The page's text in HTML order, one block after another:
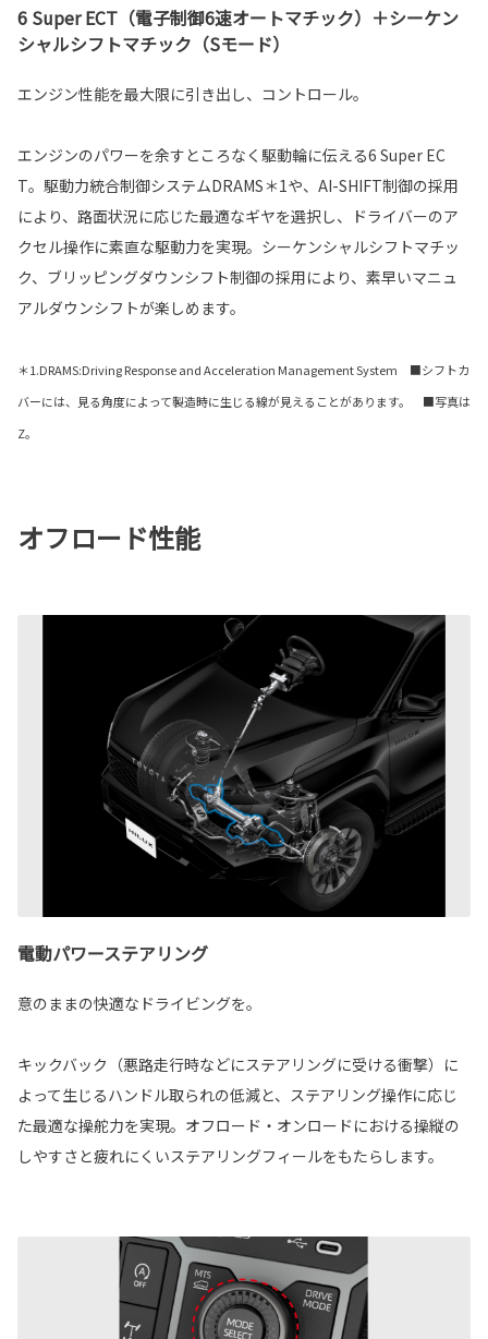
6 Super ECT（電子制御6速オートマチック）＋シーケン
シャルシフトマチック（Sモード）
エンジン性能を最大限に引き出し、コントロール。
エンジンのパワーを余すところなく駆動輪に伝える6 Super EC
T。駆動力統合制御システムDRAMS＊1や、AI-SHIFT制御の採用
により、路面状況に応じた最適なギヤを選択し、ドライバーのア
クセル操作に素直な駆動力を実現。シーケンシャルシフトマチッ
ク、ブリッピングダウンシフト制御の採用により、素早いマニュ
アルダウンシフトが楽しめます。
＊1.DRAMS:Driving Response and Acceleration Management System ■シフトカ
バーには、見る角度によって製造時に生じる線が見えることがあります。 ■写真は
Z。
オフロード性能
電動パワーステアリング
意のままの快適なドライビングを。
キックバック（悪路走行時などにステアリングに受ける衝撃）に
よって生じるハンドル取られの低減と、ステアリング操作に応じ
た最適な操舵力を実現。オフロード・オンロードにおける操縦の
しやすさと疲れにくいステアリングフィールをもたらします。